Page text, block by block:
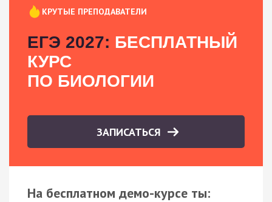
КРУТЫЕ ПРЕПОДАВАТЕЛИ
ЕГЭ 2027: БЕСПЛАТНЫЙ
КУРС
ПО БИОЛОГИИ
ЗАПИСАТЬСЯ
На бесплатном демо-курсе ты: